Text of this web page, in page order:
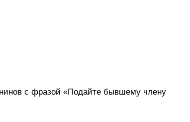
с фразой «Подайте бывшему члену